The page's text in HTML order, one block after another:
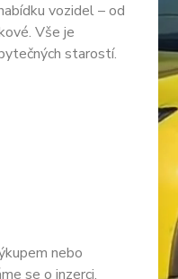
vozidel – od
Vše je
starostí.
nebo
se o inzerci,